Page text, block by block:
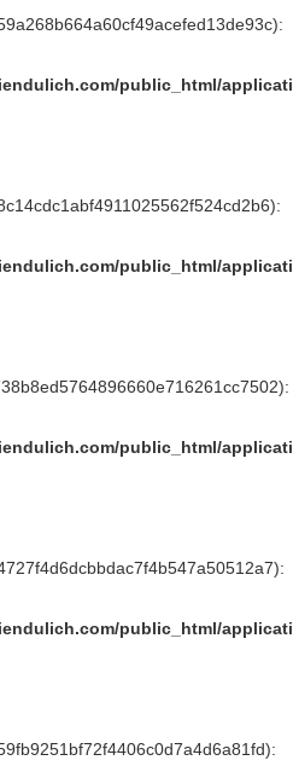
public_html/
public_html/
public_html/
public_html/